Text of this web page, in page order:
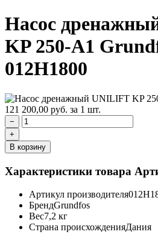
Насос
KP 250-A1
012H1800
121 200,00 руб. за 1 шт.
−
+
В корзину
Характеристики товара
Артикул производителя
БрендGrundfos
Вес7,2 кг
Страна происхожденияДания